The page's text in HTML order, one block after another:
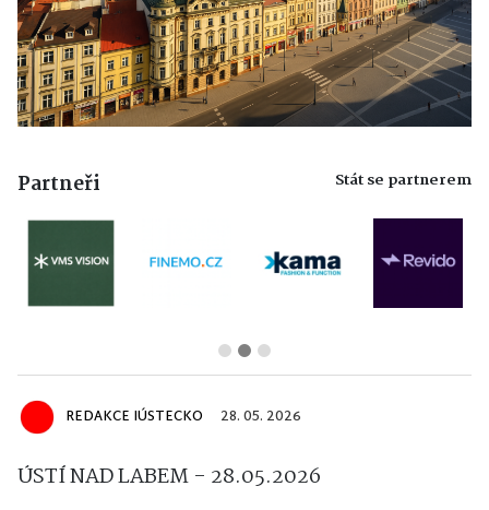
Partneři Stát se partnerem
REDAKCE IÚSTECKO 28. 05. 2026
ÚSTÍ NAD LABEM - 28.05.2026